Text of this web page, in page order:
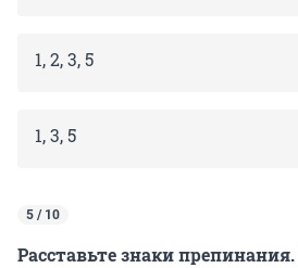
1, 2, 3, 5
1, 3, 5
5 / 10
Расставьте знаки